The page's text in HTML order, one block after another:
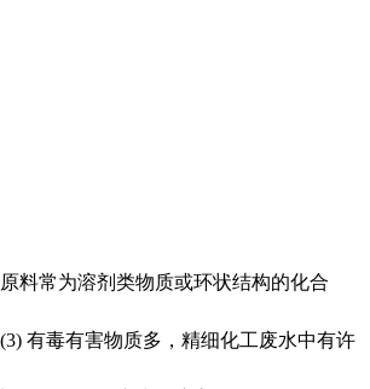
料常为溶剂类物质或环状结构的化合
有毒有害物质多，精细化工废水中有许